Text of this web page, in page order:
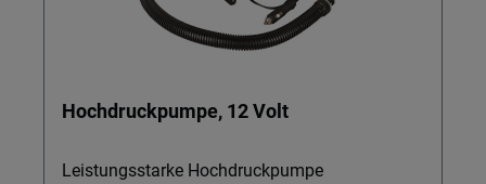
Hochdruckpumpe, 12 Volt
Leistungsstarke Hochdruckpumpe